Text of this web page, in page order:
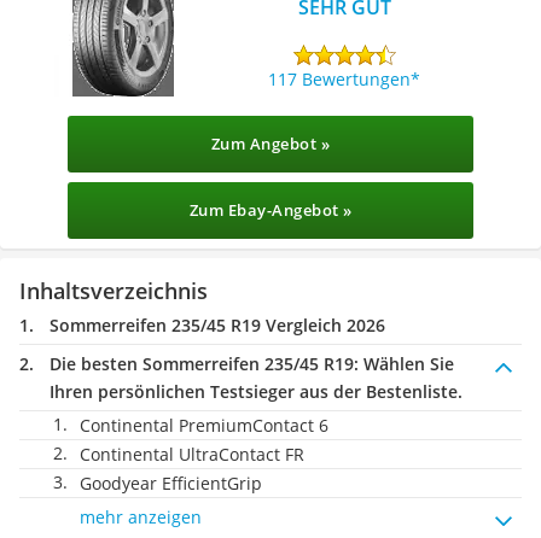
SEHR GUT
117 Bewertungen
Zum Angebot »
Zum Ebay-Angebot »
Inhaltsverzeichnis
Sommerreifen 235/45 R19 Vergleich 2026
Die besten Sommerreifen 235/45 R19: Wählen Sie
Ihren persönlichen Testsieger aus der Bestenliste.
Continental PremiumContact 6
Continental UltraContact FR
Goodyear EfficientGrip
mehr anzeigen